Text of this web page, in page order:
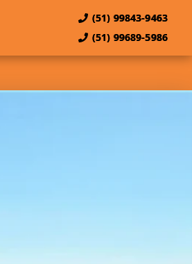
(51) 99843-9463
(51) 99689-5986